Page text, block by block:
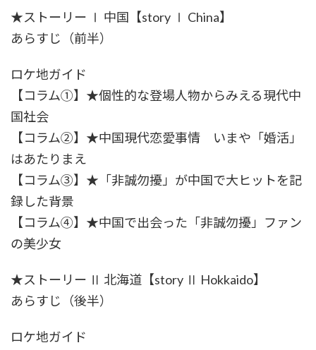
★ストーリー Ⅰ 中国【story Ⅰ China】
あらすじ（前半）
ロケ地ガイド
【コラム①】★個性的な登場人物からみえる現代中
国社会
【コラム②】★中国現代恋愛事情 いまや「婚活」
はあたりまえ
【コラム③】★「非誠勿擾」が中国で大ヒットを記
録した背景
【コラム④】★中国で出会った「非誠勿擾」ファン
の美少女
★ストーリー Ⅱ 北海道【story Ⅱ Hokkaido】
あらすじ（後半）
ロケ地ガイド